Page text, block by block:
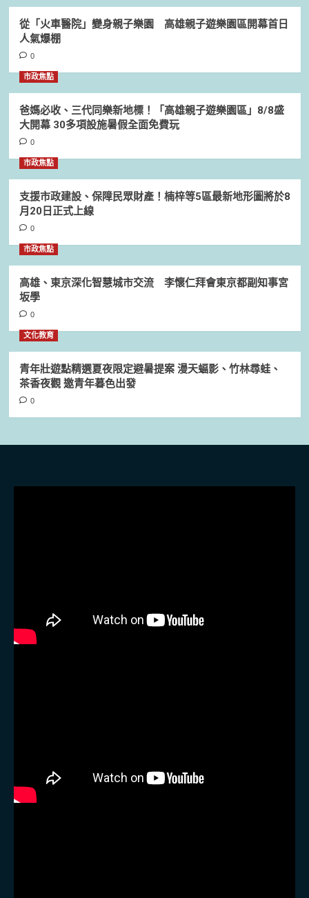
從「火車醫院」變身親子樂園 高雄親子遊樂園區開幕首日
人氣爆棚
0
市政焦點
爸媽必收、三代同樂新地標！「高雄親子遊樂園區」8/8盛
大開幕 30多項設施暑假全面免費玩
0
市政焦點
支援市政建設、保障民眾財產！楠梓等5區最新地形圖將於8
月20日正式上線
0
市政焦點
高雄、東京深化智慧城市交流 李懷仁拜會東京都副知事宮
坂學
0
文化教育
青年壯遊點精選夏夜限定避暑提案 漫天蝠影、竹林尋蛙、
茶香夜觀 邀青年暮色出發
0